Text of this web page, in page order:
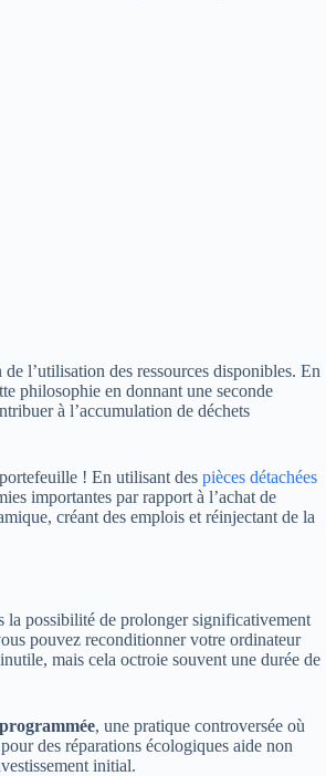
l’utilisation des ressources disponibles. En
philosophie en donnant une seconde
à l’accumulation de déchets
! En utilisant des pièces détachées
importantes par rapport à l’achat de
créant des emplois et réinjectant de la
la possibilité de prolonger significativement
pouvez reconditionner votre ordinateur
mais cela octroie souvent une durée de
, une pratique controversée où
des réparations écologiques aide non
initial.